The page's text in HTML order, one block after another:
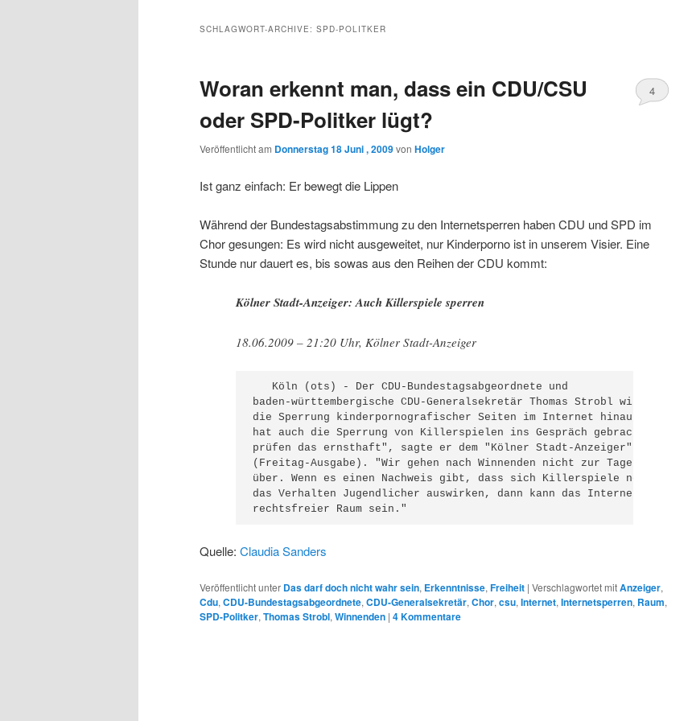
wechseln
SCHLAGWORT-ARCHIVE: SPD-POLITKER
Woran erkennt man, dass ein CDU/CSU
oder SPD-Politker lügt?
Veröffentlicht am Donnerstag 18 Juni , 2009von Holger
4
Ist ganz einfach: Er bewegt die Lippen
Während der Bundestagsabstimmung zu den Internetsperren haben CDU und SPD im
Chor gesungen: Es wird nicht ausgeweitet, nur Kinderporno ist in unserem Visier. Eine
Stunde nur dauert es, bis sowas aus den Reihen der CDU kommt:
Kölner Stadt-Anzeiger: Auch Killerspiele sperren
18.06.2009 – 21:20 Uhr, Kölner Stadt-Anzeiger
   Köln (ots) - Der CDU-Bundestagsabgeordnete und
baden-württembergische CDU-Generalsekretär Thomas Strobl will über
die Sperrung kinderpornografischer Seiten im Internet hinausgehen und
hat auch die Sperrung von Killerspielen ins Gespräch gebracht. "Wir
prüfen das ernsthaft", sagte er dem "Kölner Stadt-Anzeiger"
(Freitag-Ausgabe). "Wir gehen nach Winnenden nicht zur Tagesordnung
über. Wenn es einen Nachweis gibt, dass sich Killerspiele negativ auf
das Verhalten Jugendlicher auswirken, dann kann das Internet kein
rechtsfreier Raum sein."
Quelle: Claudia Sanders
Veröffentlicht unter Das darf doch nicht wahr sein, Erkenntnisse, Freiheit | Verschlagwortet mitAnzeiger,
Cdu, CDU-Bundestagsabgeordnete, CDU-Generalsekretär, Chor, csu, Internet, Internetsperren, Raum,
SPD-Politker, Thomas Strobl, Winnenden | 4Kommentare